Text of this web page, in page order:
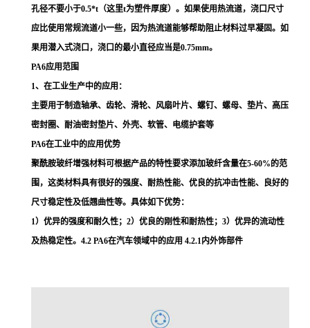
孔径不要小于0.5*t（这里t为塑件厚度）。如果使用热流道，浇口尺寸
应比使用常规流道小一些，因为热流道能够帮助阻止材料过早凝固。如
果用潜入式浇口，浇口的最小直径应当是0.75mm。
PA6应用范围
1、在工业生产中的应用：
主要用于制造轴承、齿轮、滑轮、风扇叶片、螺钉、螺母、垫片、高压
密封圈、耐油密封垫片、外壳、软管、电缆护套等
PA6在工业中的应用优势
聚酰胺玻纤增强材料可根据产品的特性要求添加玻纤含量在5-60%的范
围，这类材料具有很好的强度、耐热性能、优良的抗冲击性能、良好的
尺寸稳定性及低翘曲性等。具体如下优势：
1）优异的强度和耐久性；2）优良的刚性和耐热性；3）优异的流动性
及热稳定性。4.2 PA6在汽车领域中的应用 4.2.1内外饰部件